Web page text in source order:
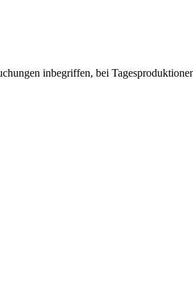
inbegriffen, bei